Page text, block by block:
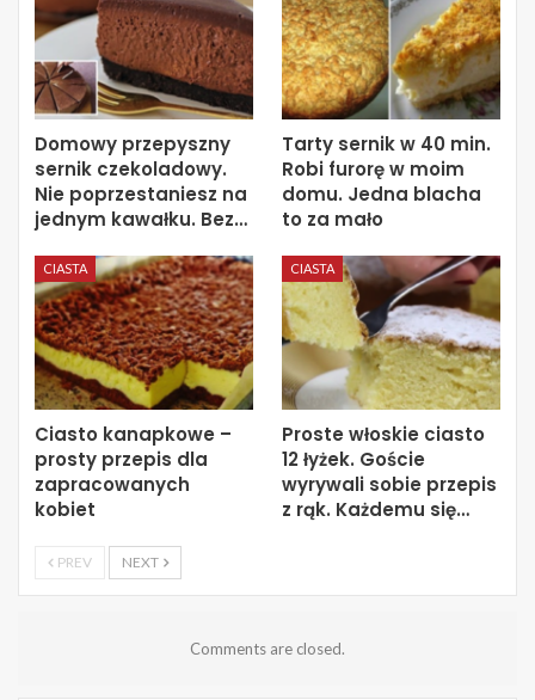
Domowy przepyszny
sernik czekoladowy.
Nie poprzestaniesz na
jednym kawałku. Bez…
Tarty sernik w 40 min.
Robi furorę w moim
domu. Jedna blacha
to za mało
CIASTA
Ciasto kanapkowe –
prosty przepis dla
zapracowanych
kobiet
CIASTA
Proste włoskie ciasto
12 łyżek. Goście
wyrywali sobie przepis
z rąk. Każdemu się…
PREV NEXT
Comments are closed.